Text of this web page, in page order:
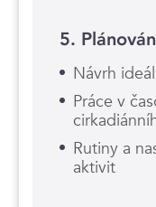
5.
Návrh
Práce v
Rutiny a
aktivit